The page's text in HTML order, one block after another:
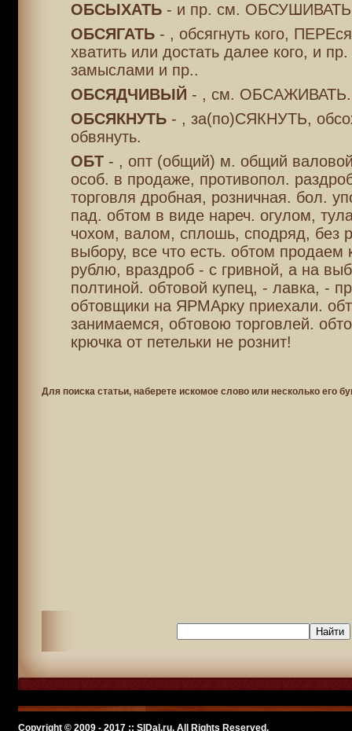
ОБСЫХАТЬ- и пр. см.
ОБСЯГАТЬ- , обсягнуть кого,
хватить или достать далее кого, и
замыслами и пр..
ОБСЯДЧИВЫЙ - , см. ОБСАЖИВАТЬ.
ОБСЯКНУТЬ- , за(по)СЯКНУТЬ,
обвянуть.
ОБТ- , опт (общий) м. общий валовой
особ. в продаже, противопол.
торговля дробная, розничная. бол.
пад. обтом в виде нареч. огулом,
чохом, валом, сплошь, сподряд, без
выбору, все что есть. обтом продаем
рублю, враздроб - с гривной, а на
полтиной. обтовой купец, - лавка, -
обтовщики на ЯРМАрку приехали.
занимаемся, обтовою торговлей.
крючка от петельки не рознит!
Для поиска статьи, наберете искомое слово или несколько его
Copyright © 2009 - 2017 :: SlDal.ru, All Rights Reserved.